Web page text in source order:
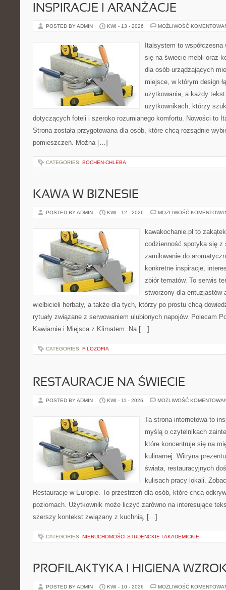
INSPIRACJE I ARANŻACJE
POSTED BY ADMIN KWI - 13 - 2026 MOŻLIWOŚĆ
Italsystem to
się na świecie mebli oraz
dla osób urządzających
miejsce, w którym design
użytkowania, a każdy
użytkownikach, którzy
dotyczących foteli i szeroko rozumianego komfortu. Nowości to
Strona została przygotowana dla osób, które chcą rozsądnie
pomieszczeń. Można […]
CATEGORIES: BOCHEN-CHLEBA
KAWA W BIZNESIE
POSTED BY ADMIN KWI - 12 - 2026 MOŻLIWOŚĆ
kawakochanie.pl to
codzienność spotyka się z
zamiłowanie do
konkretne inspiracje,
zbiór tematów. To serwis
stworzony dla entuzjastów
wielbicieli herbaty, a także dla tych, którzy po prostu chcą
rytuały związane z serwowaniem ulubionych napojów. Polecam
Kawiarnie i Miejsca z Klimatem. Na […]
CATEGORIES: FILOZOFIA
RESTAURACJE NA ŚWIECIE
POSTED BY ADMIN KWI - 11 - 2026 MOŻLIWOŚĆ
Ta strona internetowa to
myślą o czytelnikach
które koncentruje się na
kulinarnej. Witryna
świata, restauracyjnych
kulisach pracy lokali.
Restauracje w Europie. To przestrzeń dla osób, które chcą
poziomach. Użytkownik może liczyć zarówno na interesujące
szerszy kontekst związany z kuchnią, […]
CATEGORIES: NIERUCHOMOŚCI STUDENCKIE I AKADEMICKIE
PROFILAKTYKA I HIGIENA
POSTED BY ADMIN KWI - 10 - 2026 MOŻLIWOŚĆ